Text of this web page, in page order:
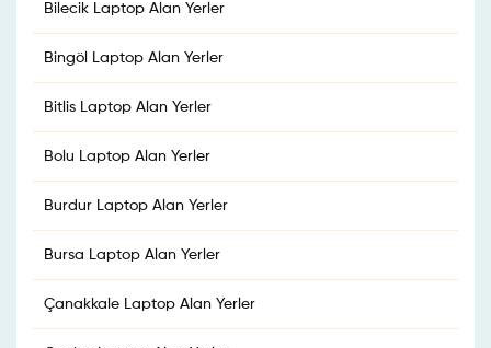
Bilecik Laptop Alan Yerler
Bingöl Laptop Alan Yerler
Bitlis Laptop Alan Yerler
Bolu Laptop Alan Yerler
Burdur Laptop Alan Yerler
Bursa Laptop Alan Yerler
Çanakkale Laptop Alan Yerler